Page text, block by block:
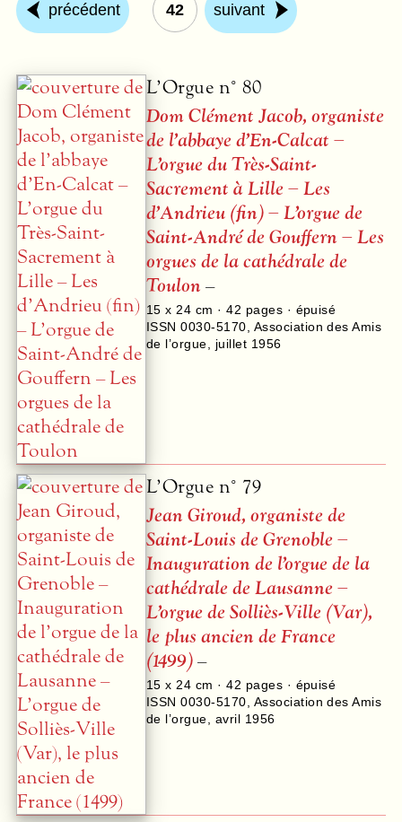
précédent 42 suivant
L’Orgue n° 80
Dom Clément Jacob, organiste
de l’abbaye d’En-Calcat –
L’orgue du Très-Saint-
Sacrement à Lille – Les
d’Andrieu (fin) – L’orgue de
Saint-André de Gouffern – Les
orgues de la cathédrale de
Toulon –
15 x 24 cm ·42 pages · épuisé
ISSN 0030-5170 Association des Amis
de l’orgue
juillet 1956
L’Orgue n° 79
Jean Giroud, organiste de
Saint-Louis de Grenoble –
Inauguration de l’orgue de la
cathédrale de Lausanne –
L’orgue de Solliès-Ville (Var),
le plus ancien de France
(1499)–
15 x 24 cm ·42 pages · épuisé
ISSN 0030-5170 Association des Amis
de l’orgue
avril 1956